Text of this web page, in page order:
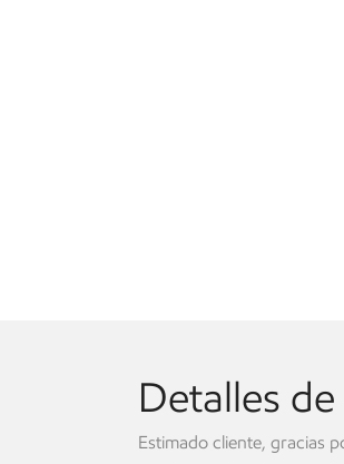
Detalles
Estimado cliente, gracias